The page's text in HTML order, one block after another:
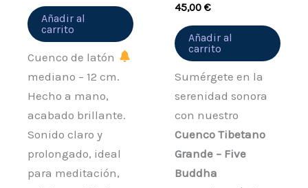
Añadir al
carrito
Cuenco de latón
mediano – 12 cm.
Hecho a mano,
acabado brillante.
Sonido claro y
prolongado, ideal
para meditación,
45,00€
Añadir al
carrito
Sumérgete en la
serenidad sonora
con nuestro
Cuenco Tibetano
Grande – Five
Buddha